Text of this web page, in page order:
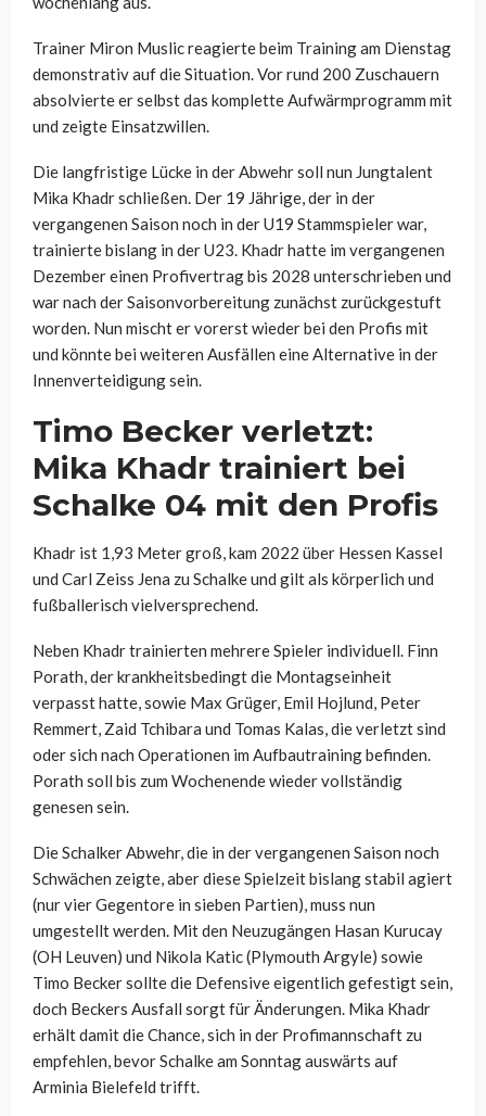
Trainer Miron Muslic reagierte beim Training am Dienstag
demonstrativ auf die Situation. Vor rund 200 Zuschauern
absolvierte er selbst das komplette Aufwärmprogramm mit
und zeigte Einsatzwillen.
Die langfristige Lücke in der Abwehr soll nun Jungtalent
Mika Khadr schließen. Der 19 Jährige, der in der
vergangenen Saison noch in der U19 Stammspieler war,
trainierte bislang in der U23. Khadr hatte im vergangenen
Dezember einen Profivertrag bis 2028 unterschrieben und
war nach der Saisonvorbereitung zunächst zurückgestuft
worden. Nun mischt er vorerst wieder bei den Profis mit
und könnte bei weiteren Ausfällen eine Alternative in der
Innenverteidigung sein.
Timo Becker verletzt:
Mika Khadr trainiert bei
Schalke 04 mit den Profis
Khadr ist 1,93 Meter groß, kam 2022 über Hessen Kassel
und Carl Zeiss Jena zu Schalke und gilt als körperlich und
fußballerisch vielversprechend.
Neben Khadr trainierten mehrere Spieler individuell. Finn
Porath, der krankheitsbedingt die Montagseinheit
verpasst hatte, sowie Max Grüger, Emil Hojlund, Peter
Remmert, Zaid Tchibara und Tomas Kalas, die verletzt sind
oder sich nach Operationen im Aufbautraining befinden.
Porath soll bis zum Wochenende wieder vollständig
genesen sein.
Die Schalker Abwehr, die in der vergangenen Saison noch
Schwächen zeigte, aber diese Spielzeit bislang stabil agiert
(nur vier Gegentore in sieben Partien), muss nun
umgestellt werden. Mit den Neuzugängen Hasan Kurucay
(OH Leuven) und Nikola Katic (Plymouth Argyle) sowie
Timo Becker sollte die Defensive eigentlich gefestigt sein,
doch Beckers Ausfall sorgt für Änderungen. Mika Khadr
erhält damit die Chance, sich in der Profimannschaft zu
empfehlen, bevor Schalke am Sonntag auswärts auf
Arminia Bielefeld trifft.